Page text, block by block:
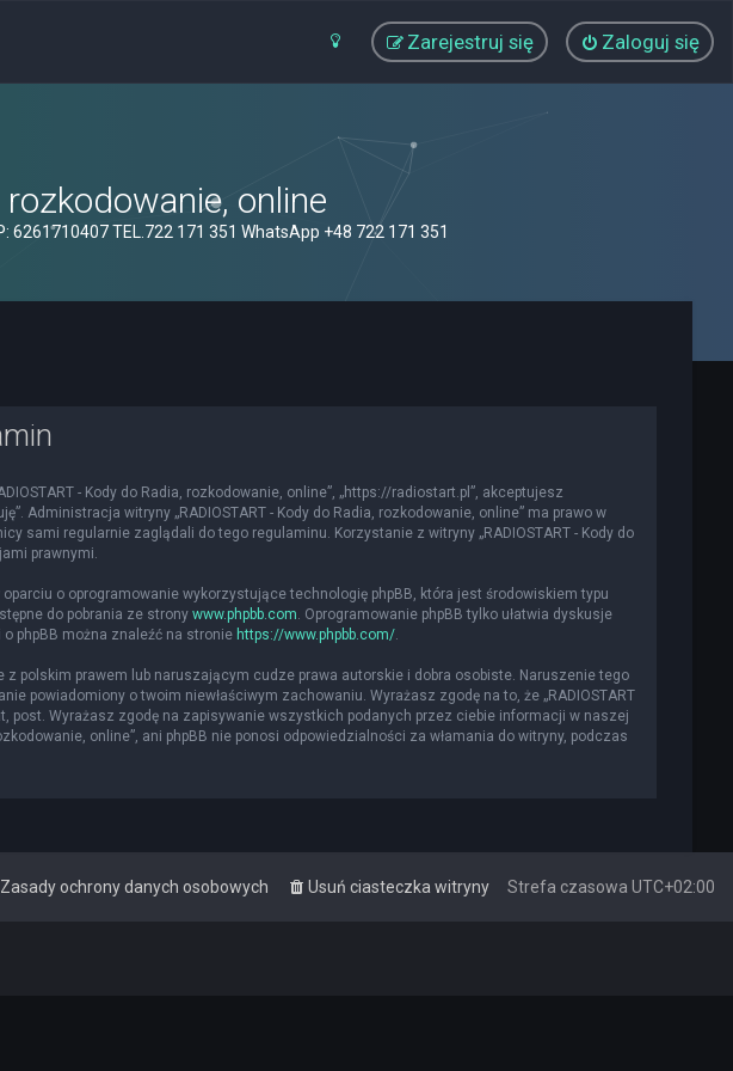
Zaloguj się
Zarejestruj się
rozkodowanie, online
6261710407 TEL.722 171 351 WhatsApp +48 722 171 351
- Kody do Radia, rozkodowanie, online”, „https://radiostart.pl”, akceptujesz
witryny „RADIOSTART - Kody do Radia, rozkodowanie, online” ma prawo w
regularnie zaglądali do tego regulaminu. Korzystanie z witryny „RADIOSTART - Kody do
prawnymi.
w oparciu o oprogramowanie wykorzystujące technologię phpBB, która jest środowiskiem typu
do pobrania ze strony www.phpbb.com. Oprogramowanie phpBB tylko ułatwia dyskusje
phpBB można znaleźć na stronie https://www.phpbb.com/.
polskim prawem lub naruszającym cudze prawa autorskie i dobra osobiste. Naruszenie tego
powiadomiony o twoim niewłaściwym zachowaniu. Wyrażasz zgodę na to, że „RADIOSTART
post. Wyrażasz zgodę na zapisywanie wszystkich podanych przez ciebie informacji w naszej
online”, ani phpBB nie ponosi odpowiedzialności za włamania do witryny, podczas
Strefa czasowa UTC+02:00
Usuń ciasteczka witryny
Zasady ochrony danych osobowych